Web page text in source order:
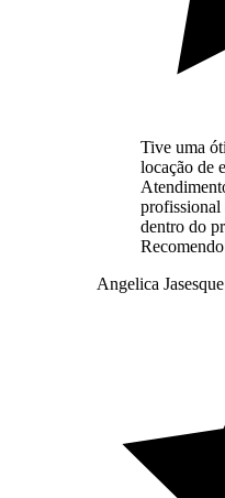
Tive uma
locação de
profissional
dentro do
Angelica Jasesque